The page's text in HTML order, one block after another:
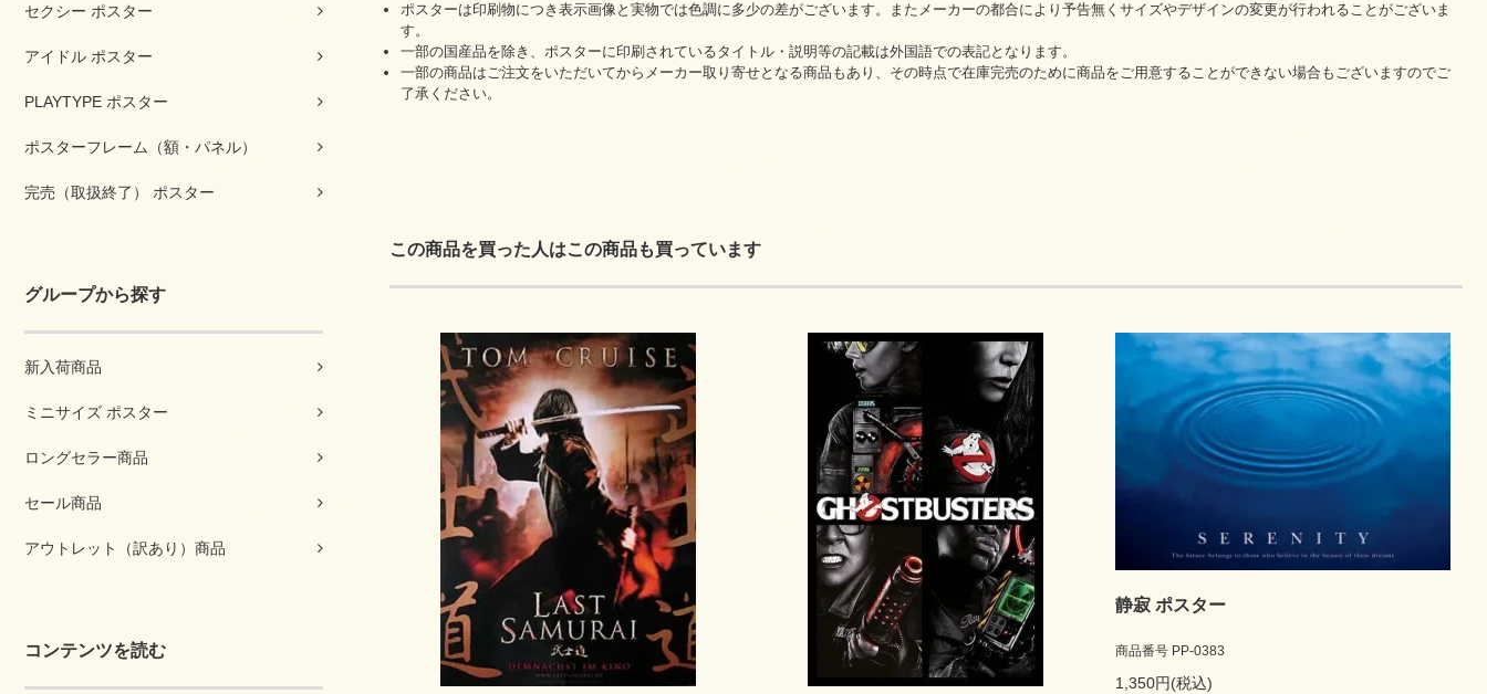
セクシー ポスター
アイドル ポスター
PLAYTYPE ポスター
ポスターフレーム（額・パネル）
完売（取扱終了） ポスター
グループから探す
新入荷商品
ミニサイズ ポスター
ロングセラー商品
セール商品
アウトレット（訳あり）商品
コンテンツを読む
ポスターは印刷物につき表示画像と実物では色調に多少の差がございます。またメーカーの都合により予告無くサイズやデザインの変更が行われることがございま
す。
一部の国産品を除き、ポスターに印刷されているタイトル・説明等の記載は外国語での表記となります。
一部の商品はご注文をいただいてからメーカー取り寄せとなる商品もあり、その時点で在庫完売のために商品をご用意することができない場合もございますのでご
了承ください。
この商品を買った人はこの商品も買っています
静寂 ポスター
商品番号 PP-0383
1,350円(税込)